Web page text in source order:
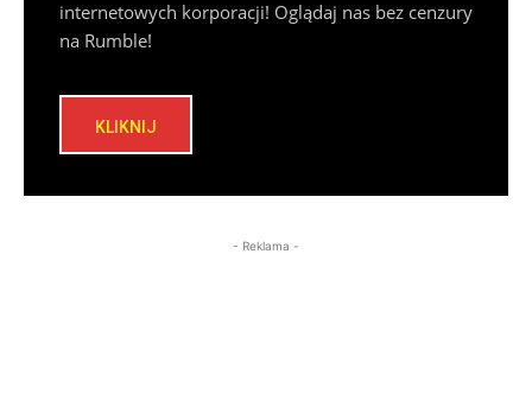
internetowych korporacji! Oglądaj nas bez cenzury
na Rumble!
KLIKNIJ
- Reklama -